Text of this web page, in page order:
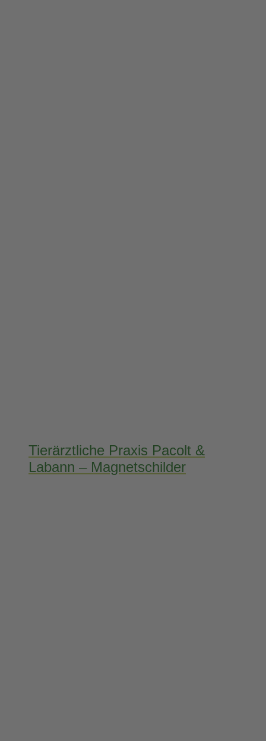
Tierärztliche Praxis Pacolt &
Labann – Magnetschilder